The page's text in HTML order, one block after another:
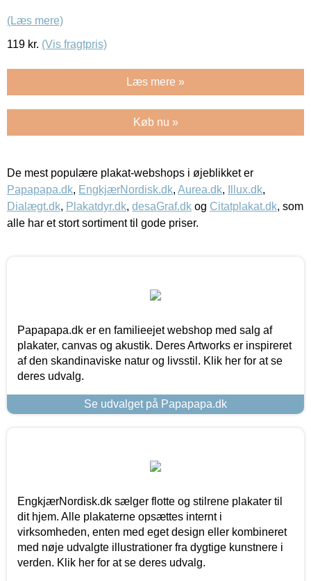
(Læs mere)
119 kr. (Vis fragtpris)
Læs mere »
Køb nu »
De mest populære plakat-webshops i øjeblikket er
Papapapa.dk, EngkjærNordisk.dk, Aurea.dk, Illux.dk,
Dialægt.dk, Plakatdyr.dk, desaGraf.dk og Citatplakat.dk, som
alle har et stort sortiment til gode priser.
Papapapa.dk er en familieejet webshop med salg af
plakater, canvas og akustik. Deres Artworks er inspireret
af den skandinaviske natur og livsstil. Klik her for at se
deres udvalg.
Se udvalget på Papapapa.dk
EngkjærNordisk.dk sælger flotte og stilrene plakater til
dit hjem. Alle plakaterne opsættes internt i
virksomheden, enten med eget design eller kombineret
med nøje udvalgte illustrationer fra dygtige kunstnere i
verden. Klik her for at se deres udvalg.